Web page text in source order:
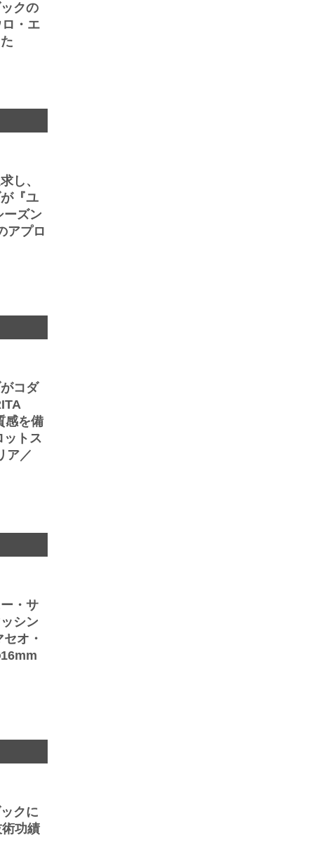
クの
・エ
し、
『ユ
ーズン
アプロ
コダ
感を備
ットス
ア／
・サ
シン
オ・
クに
功績